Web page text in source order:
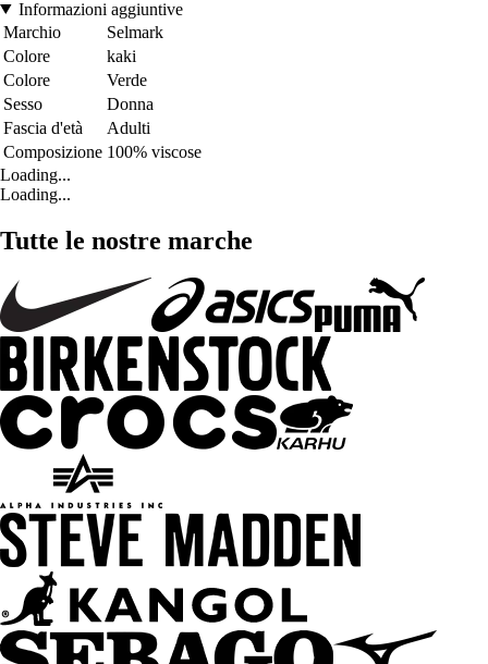
Informazioni aggiuntive
Marchio
Selmark
Colore
kaki
Colore
Verde
Sesso
Donna
Fascia d'età
Adulti
Composizione 100% viscose
Loading...
Loading...
Tutte le nostre marche